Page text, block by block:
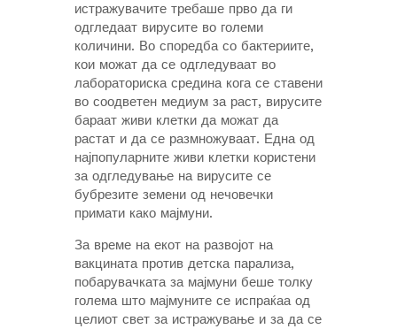
истражувачите требаше прво да ги
одгледаат вирусите во големи
количини. Во споредба со бактериите,
кои можат да се одгледуваат во
лабораториска средина кога се ставени
во соодветен медиум за раст, вирусите
бараат живи клетки да можат да
растат и да се размножуваат. Една од
најпопуларните живи клетки користени
за одгледување на вирусите се
бубрезите земени од нечовечки
примати како мајмуни.
За време на екот на развојот на
вакцината против детска парализа,
побарувачката за мајмуни беше толку
голема што мајмуните се испраќаа од
целиот свет за истражување и за да се